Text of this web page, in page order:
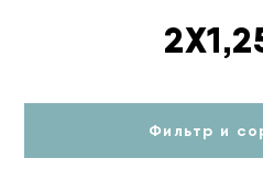
Фильтр и